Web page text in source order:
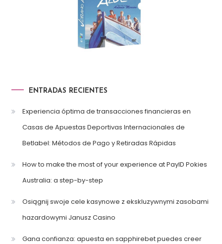
ENTRADAS RECIENTES
Experiencia óptima de transacciones financieras en
Casas de Apuestas Deportivas Internacionales de
Betlabel: Métodos de Pago y Retiradas Rápidas
How to make the most of your experience at PayID Pokies
Australia: a step-by-step
Osiągnij swoje cele kasynowe z ekskluzywnymi zasobami
hazardowymi Janusz Casino
Gana confianza: apuesta en sapphirebet puedes creer